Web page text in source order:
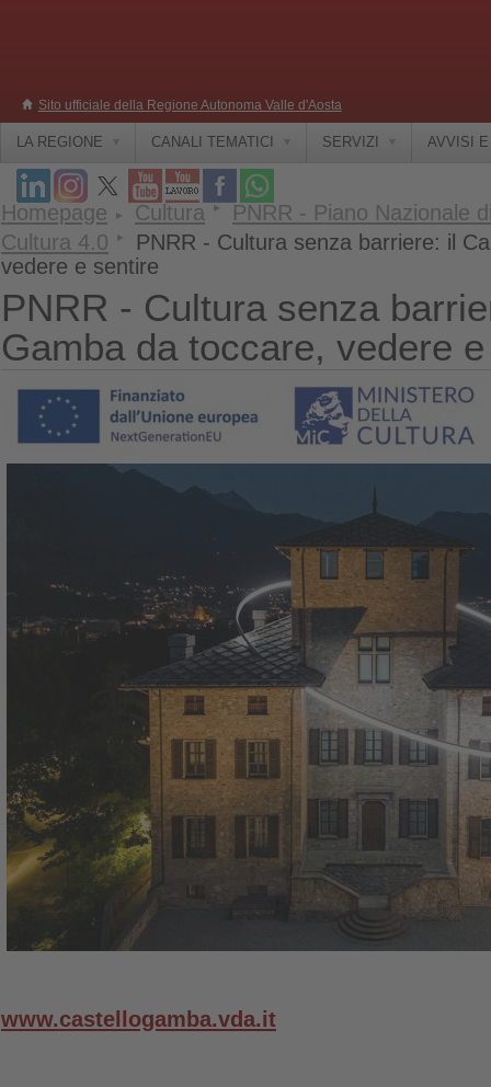
Sito ufficiale della Regione Autonoma Valle d'Aosta
LA REGIONE CANALI TEMATICI SERVIZI AVVISI
Homepage Cultura
PNRR - Piano Nazionale
Cultura 4.0
PNRR - Cultura senza barriere: il
vedere e sentire
PNRR - Cultura senza
Gamba da toccare, vedere
www.castellogamba.vda.it